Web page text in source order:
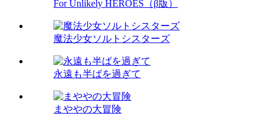
For Unlikely HEROES（β版）
魔法少女ソルトシスターズ
永遠も半ばを過ぎて
まややの大冒険